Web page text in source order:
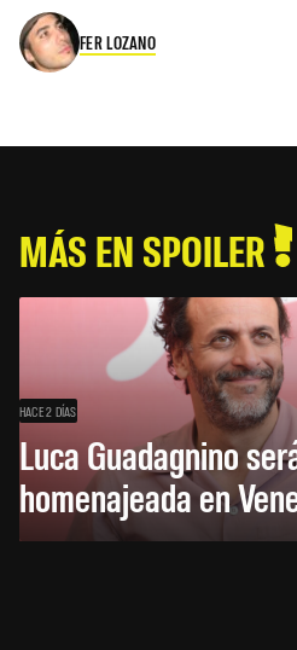
FER LOZANO
MÁS EN SPOILER
HACE 2 DÍAS
Luca Guadagnino
homenajeada en